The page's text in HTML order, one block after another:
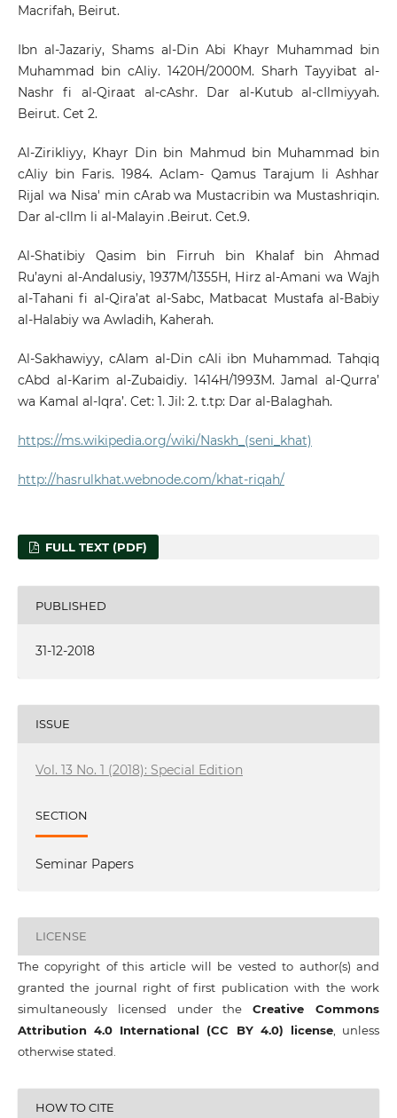
Macrifah, Beirut.
Ibn al-Jazariy, Shams al-Din Abi Khayr Muhammad bin
Muhammad bin cAliy. 1420H/2000M. Sharh Tayyibat al-
Nashr fi al-Qiraat al-cAshr. Dar al-Kutub al-cIlmiyyah.
Beirut. Cet 2.
Al-Zirikliyy, Khayr Din bin Mahmud bin Muhammad bin
cAliy bin Faris. 1984. Aclam- Qamus Tarajum li Ashhar
Rijal wa Nisa' min cArab wa Mustacribin wa Mustashriqin.
Dar al-cIlm li al-Malayin .Beirut. Cet.9.
Al-Shatibiy Qasim bin Firruh bin Khalaf bin Ahmad
Ru’ayni al-Andalusiy, 1937M/1355H, Hirz al-Amani wa Wajh
al-Tahani fi al-Qira’at al-Sabc, Matbacat Mustafa al-Babiy
al-Halabiy wa Awladih, Kaherah.
Al-Sakhawiyy, cAlam al-Din cAli ibn Muhammad. Tahqiq
cAbd al-Karim al-Zubaidiy. 1414H/1993M. Jamal al-Qurra’
wa Kamal al-Iqra’. Cet: 1. Jil: 2. t.tp: Dar al-Balaghah.
https://ms.wikipedia.org/wiki/Naskh_(seni_khat)
http://hasrulkhat.webnode.com/khat-riqah/
FULL TEXT (PDF)
PUBLISHED
31-12-2018
ISSUE
Vol. 13 No. 1 (2018): Special Edition
SECTION
Seminar Papers
LICENSE
The copyright of this article will be vested to author(s) and
granted the journal right of first publication with the work
simultaneously licensed under theCreative Commons
Attribution 4.0 International (CC BY 4.0) license, unless
otherwise stated.
HOW TO CITE